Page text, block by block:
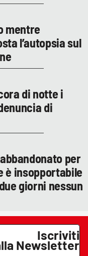
mentre
l’autopsia sul
di notte i
di
per
è insopportabile
giorni nessun
Iscriviti
Newsletter